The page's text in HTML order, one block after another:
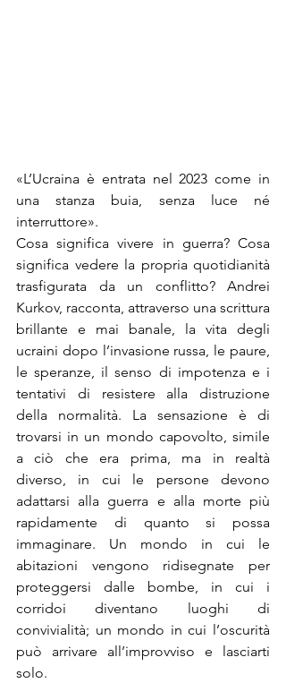
«L’Ucraina è entrata nel 2023 come in
una stanza buia, senza luce né
interruttore».
Cosa significa vivere in guerra? Cosa
significa vedere la propria quotidianità
trasfigurata da un conflitto? Andrei
Kurkov, racconta, attraverso una scrittura
brillante e mai banale, la vita degli
ucraini dopo l’invasione russa, le paure,
le speranze, il senso di impotenza e i
tentativi di resistere alla distruzione
della normalità. La sensazione è di
trovarsi in un mondo capovolto, simile
a ciò che era prima, ma in realtà
diverso, in cui le persone devono
adattarsi alla guerra e alla morte più
rapidamente di quanto si possa
immaginare. Un mondo in cui le
abitazioni vengono ridisegnate per
proteggersi dalle bombe, in cui i
corridoi diventano luoghi di
convivialità; un mondo in cui l’oscurità
può arrivare all’improvviso e lasciarti
solo.